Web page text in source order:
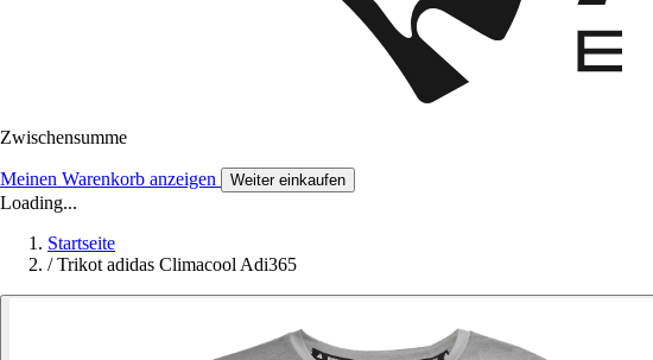
Zwischensumme
Meinen Warenkorb anzeigen Weiter einkaufen
Loading...
Startseite
/ Trikot adidas Climacool Adi365